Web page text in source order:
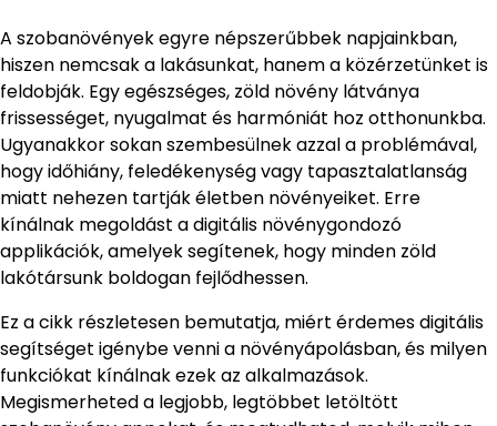
A szobanövények egyre népszerűbbek napjainkban,
hiszen nemcsak a lakásunkat, hanem a közérzetünket is
feldobják. Egy egészséges, zöld növény látványa
frissességet, nyugalmat és harmóniát hoz otthonunkba.
Ugyanakkor sokan szembesülnek azzal a problémával,
hogy időhiány, feledékenység vagy tapasztalatlanság
miatt nehezen tartják életben növényeiket. Erre
kínálnak megoldást a digitális növénygondozó
applikációk, amelyek segítenek, hogy minden zöld
lakótársunk boldogan fejlődhessen.
Ez a cikk részletesen bemutatja, miért érdemes digitális
segítséget igénybe venni a növényápolásban, és milyen
funkciókat kínálnak ezek az alkalmazások.
Megismerheted a legjobb, legtöbbet letöltött